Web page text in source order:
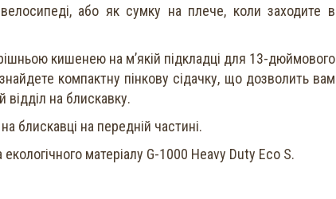
або як сумку на плече, коли заходите в
кишенею на м’якій підкладці для 13-дюймового
компактну пінкову сідачку, що дозволить вам
на блискавку.
блискавці на передній частині.
матеріалу G-1000 Heavy Duty Eco S.